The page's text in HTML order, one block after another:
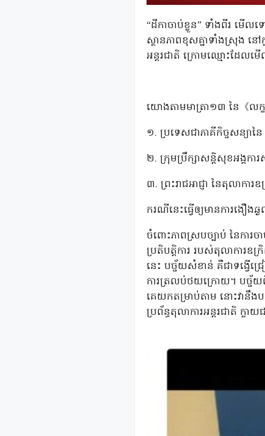
“ដីកាចាប់ខ្លួន” ទាំងពីរ មើលទ
ស្ថានភាពខុសគ្នាទាំងស្រុង នៅ
អន្តរជាតិ ក្រោមឈ្មោះដែល
យោងតាមមាត្រា១៣ នៃ《លក្ខន្
១. ប្រទេសជាភាគីកិច្ចសន្យានៃ
២. ក្រុមប្រឹក្សាសន្តិសុខអង្គកា
៣. ព្រះរាជអាជ្ញា នៃតុលាការ
ករណីនេះធ្វើឲ្យមានការងឿង
ចំពោះភាពស្របច្បាប់ នៃការច
ប្រតិបត្តិការ របស់តុលាការឧ
នេះ បច្ច័យសំខាន់ គឺជាទង្វើជ្
ការត្រលប់ថយក្រោយ។ បច្ច័យពិ
គេយកតម្រាប់តាម នោះវានឹង
ប្រព័ន្ធតុលាការអន្តរជាតិ ក្